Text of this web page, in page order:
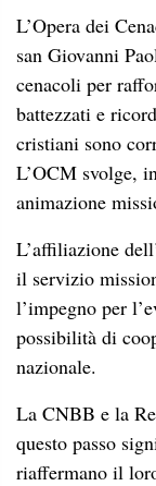
L’Opera dei
san Giovanni
cenacoli per
battezzati e
cristiani sono
L’OCM svolge,
animazione
L’affiliazione
il servizio
l’impegno per
possibilità di
nazionale.
La CNBB e la
questo passo
riaffermano il